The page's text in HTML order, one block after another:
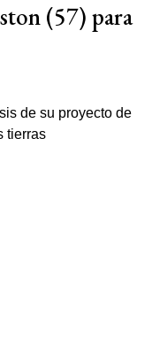
(57) para